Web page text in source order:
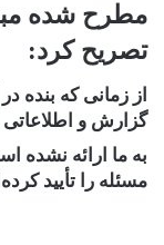
مطرح شده
تصریح کرد:
از زمانی که بنده
گزارش و
به ما ارائه نشده
مسئله را تأیید